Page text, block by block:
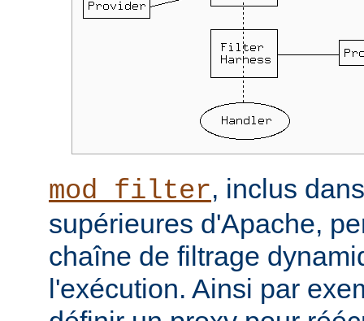
mod_filter, inclus
supérieures d'Apache,
chaîne de filtrage
l'exécution. Ainsi par